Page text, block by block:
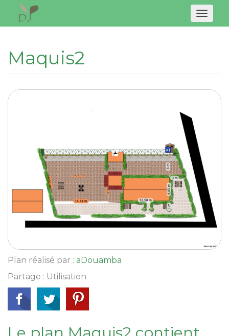
Maquis2
Plan réalisé par : aDouamba
Partage : Utilisation